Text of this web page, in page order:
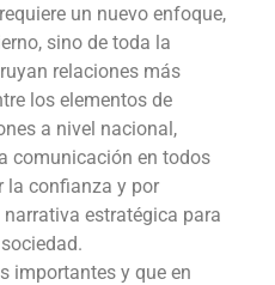
un nuevo enfoque,
sino de toda la
relaciones más
los elementos de
a nivel nacional,
comunicación en todos
la confianza y por
estratégica para
importantes y que en